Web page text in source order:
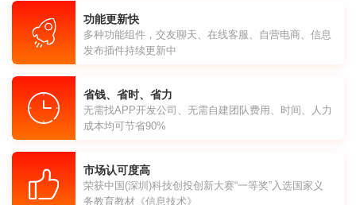
功能更新快
多种功能组件，交友聊天、在线客服、自营电商、信息
发布插件持续更新中
省钱、省时、省力
无需找APP开发公司、无需自建团队费用、时间、人力
成本均可节省90%
市场认可度高
荣获中国(深圳)科技创投创新大赛“一等奖”入选国家义
务教育教材《信息技术》